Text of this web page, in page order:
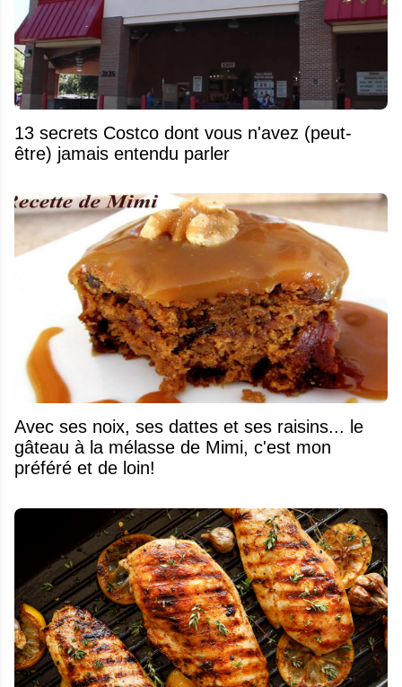
13 secrets Costco dont vous n'avez (peut-
être) jamais entendu parler
Avec ses noix, ses dattes et ses raisins... le
gâteau à la mélasse de Mimi, c'est mon
préféré et de loin!